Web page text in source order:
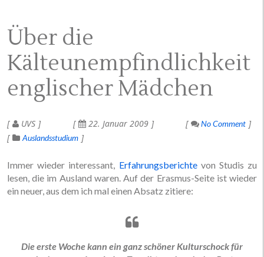
Über die
Kälteunempfindlichkeit
englischer Mädchen
UVS 22. Januar 2009
No Comment
Auslandsstudium
Immer wieder interessant, Erfahrungsberichtevon Studis zu
lesen, die im Ausland waren. Auf der Erasmus-Seite ist wieder
ein neuer, aus dem ich mal einen Absatz zitiere:
Die erste Woche kann ein ganz schöner Kulturschock für